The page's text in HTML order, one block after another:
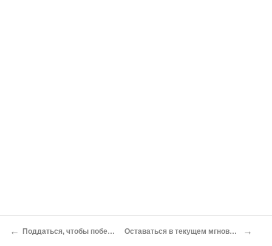
← Поддаться, чтобы победить Оставаться в текущем мгновении →